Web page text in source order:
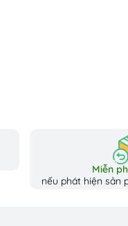
Miễn
nếu phát hiện sản